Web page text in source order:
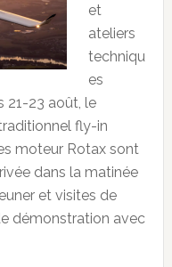
et
ateliers
techniqu
es
21-23 août, le
fly-in
moteur Rotax sont
dans la matinée
et visites de
démonstration avec